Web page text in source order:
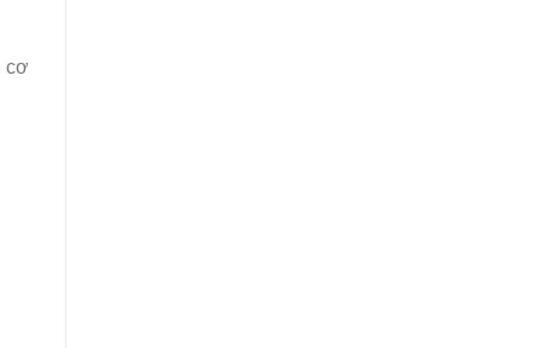
cơ